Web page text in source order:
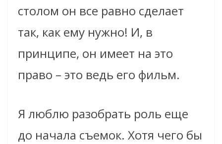
столом он все равно сделает
так, как ему нужно! И, в
принципе, он имеет на это
право – это ведь его фильм.
Я люблю разобрать роль еще
до начала съемок. Хотя чего бы